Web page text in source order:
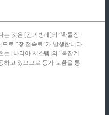
는 것은 [검과방패]의 “확률장
므로 “장 접속료”가 발생합니다.
[나리아 시스템]의 “복잡계
하고 있으므로 등가 교환을 통